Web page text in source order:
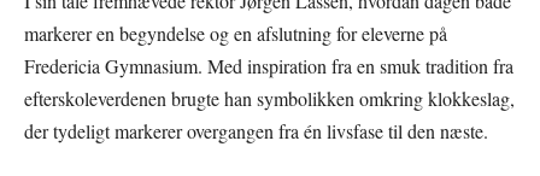
markerer en begyndelse og en afslutning for eleverne på
Fredericia Gymnasium. Med inspiration fra en smuk tradition fra
efterskoleverdenen brugte han symbolikken omkring klokkeslag,
der tydeligt markerer overgangen fra én livsfase til den næste.